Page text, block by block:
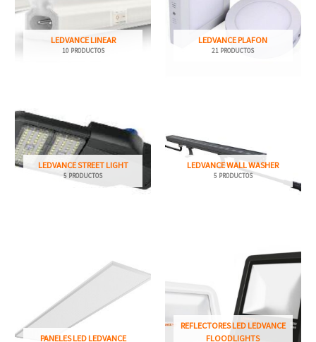
LEDVANCE LINEAR
10 PRODUCTOS
LEDVANCE PLAFON
21 PRODUCTOS
LEDVANCE STREET LIGHT
5 PRODUCTOS
LEDVANCE WALL WASHER
5 PRODUCTOS
PANELES LED LEDVANCE
REFLECTORES LED LEDVANCE
FLOODLIGHTS